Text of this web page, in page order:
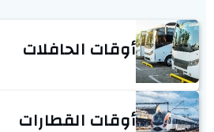
أوقات الحافلات
أوقات القطارات